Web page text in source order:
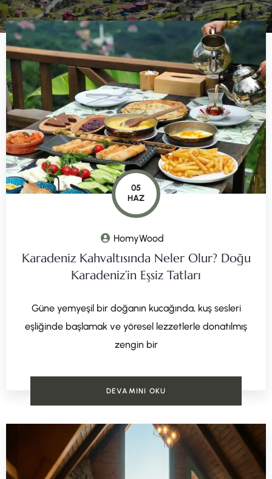
05
HAZ
HomyWood
Karadeniz Kahvaltısında Neler Olur? Doğu
Karadeniz’in Eşsiz Tatları
Güne yemyeşil bir doğanın kucağında, kuş sesleri
eşliğinde başlamak ve yöresel lezzetlerle donatılmış
zengin bir
DEVAMINI OKU